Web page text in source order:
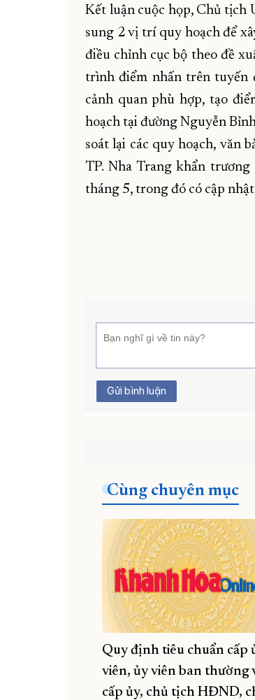
Kết luận cuộc họp, Chủ tịch
sung 2 vị trí quy hoạch để
điều chỉnh cục bộ theo đề
trình điểm nhấn trên tuyến
cảnh quan phù hợp, tạo
hoạch tại đường Nguyễn
soát lại các quy hoạch, văn
TP. Nha Trang khẩn
tháng 5, trong đó có cập
Gửi bình luận
Cùng chuyên mục
Quy định tiêu chuẩn cấp
viên, ủy viên ban thường
cấp ủy, chủ tịch HĐND,